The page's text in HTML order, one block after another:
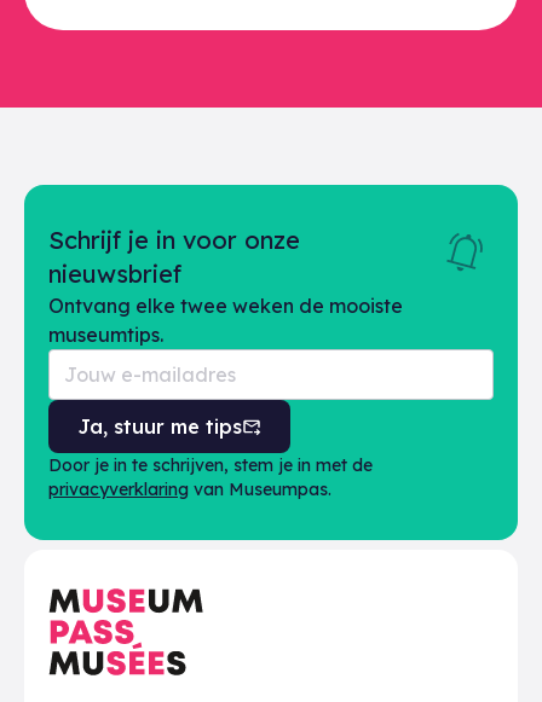
Schrijf je in voor onze
nieuwsbrief
Ontvang elke twee weken de mooiste
museumtips.
Ja, stuur me tips
Door je in te schrijven, stem je in met de
privacyverklaring van Museumpas.